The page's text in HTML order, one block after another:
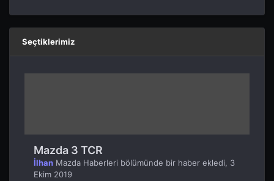
Seçtiklerimiz
Mazda 3 TCR
İlhan Mazda Haberleri bölümünde bir haber ekledi, 3
Ekim 2019